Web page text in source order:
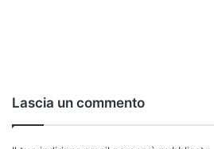
Lascia un commento